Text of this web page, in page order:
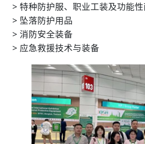
> 特种防护服、职业工装及功能性
> 坠落防护用品
> 消防安全装备
> 应急救援技术与装备